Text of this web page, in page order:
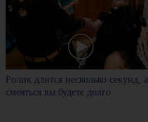
Ролик длится несколько секунд, а
смеяться вы будете долго